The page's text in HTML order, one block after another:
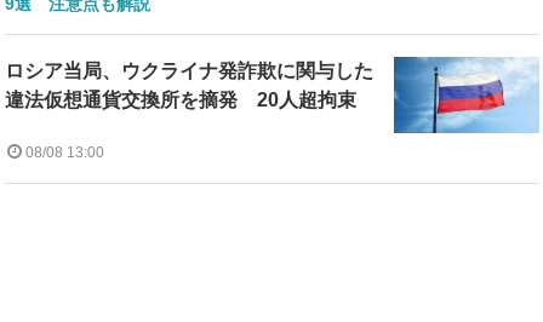
9選 注意点も解説
ロシア当局、ウクライナ発詐欺に関与した
違法仮想通貨交換所を摘発 20人超拘束
08/08 13:00